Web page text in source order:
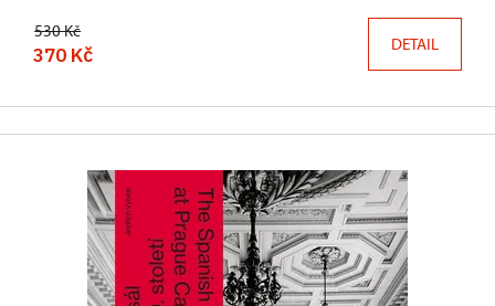
530 Kč
370 Kč DETAIL